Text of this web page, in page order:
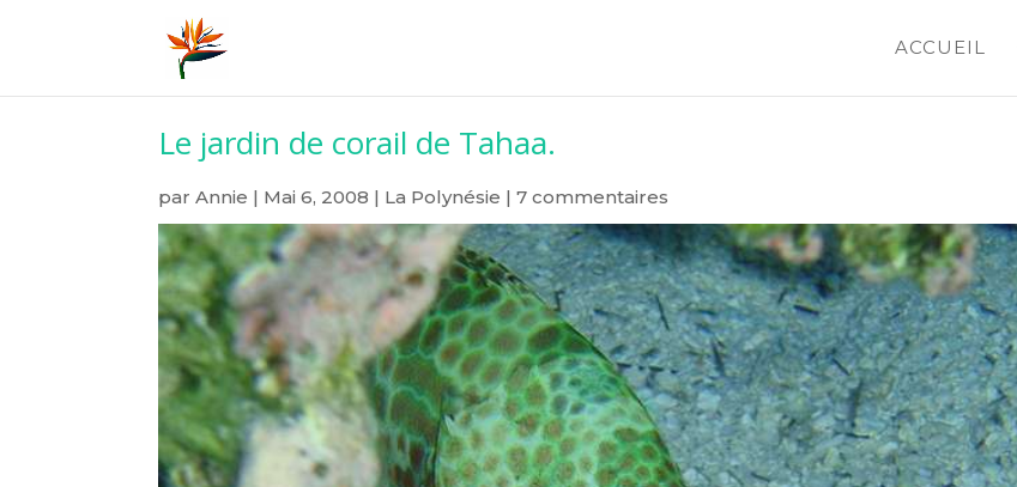
ACCUEIL
Le jardin de corail de Tahaa.
par Annie | Mai 6, 2008 | La Polynésie | 7 commentaires